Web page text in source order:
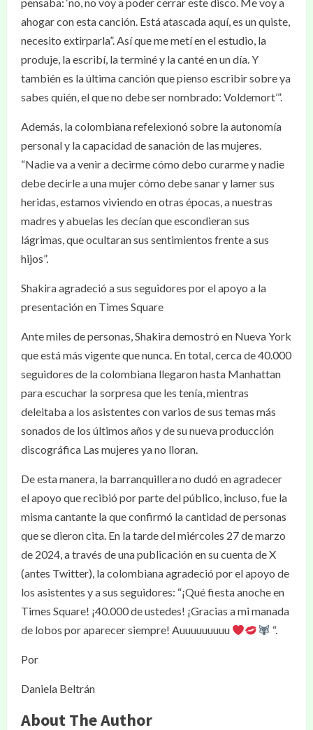
pensaba: ‘no, no voy a poder cerrar este disco. Me voy a
ahogar con esta canción. Está atascada aquí, es un quiste,
necesito extirparla”. Así que me metí en el estudio, la
produje, la escribí, la terminé y la canté en un día. Y
también es la última canción que pienso escribir sobre ya
sabes quién, el que no debe ser nombrado: Voldemort’”.
Además, la colombiana refelexionó sobre la autonomía
personal y la capacidad de sanación de las mujeres.
“Nadie va a venir a decirme cómo debo curarme y nadie
debe decirle a una mujer cómo debe sanar y lamer sus
heridas, estamos viviendo en otras épocas, a nuestras
madres y abuelas les decían que escondieran sus
lágrimas, que ocultaran sus sentimientos frente a sus
hijos”.
Shakira agradeció a sus seguidores por el apoyo a la
presentación en Times Square
Ante miles de personas, Shakira demostró en Nueva York
que está más vigente que nunca. En total, cerca de 40.000
seguidores de la colombiana llegaron hasta Manhattan
para escuchar la sorpresa que les tenía, mientras
deleitaba a los asistentes con varios de sus temas más
sonados de los últimos años y de su nueva producción
discográfica Las mujeres ya no lloran.
De esta manera, la barranquillera no dudó en agradecer
el apoyo que recibió por parte del público, incluso, fue la
misma cantante la que confirmó la cantidad de personas
que se dieron cita. En la tarde del miércoles 27 de marzo
de 2024, a través de una publicación en su cuenta de X
(antes Twitter), la colombiana agradeció por el apoyo de
los asistentes y a sus seguidores: “¡Qué fiesta anoche en
Times Square! ¡40.000 de ustedes! ¡Gracias a mi manada
de lobos por aparecer siempre! Auuuuuuuuu
“.
Por
Daniela Beltrán
About The Author